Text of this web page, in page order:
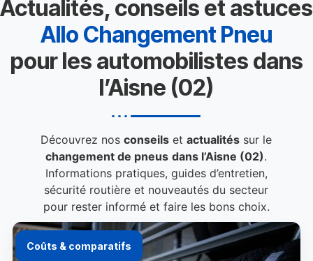
Actualités, conseils et astuces
Allo Changement Pneu
pour les automobilistes dans
l’Aisne (02)
Découvrez nosconseils etactualités sur le
changement de pneus dans l’Aisne (02).
Informations pratiques, guides d’entretien,
sécurité routière et nouveautés du secteur
pour rester informé et faire les bons choix.
Coûts & comparatifs